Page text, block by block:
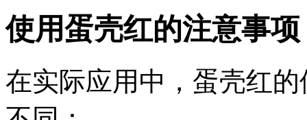
使用蛋壳红的注意事项
在实际应用中，蛋壳红